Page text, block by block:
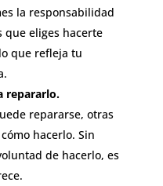
la responsabilidad
que eliges hacerte
que refleja tu
repararlo.
repararse, otras
hacerlo. Sin
de hacerlo, es